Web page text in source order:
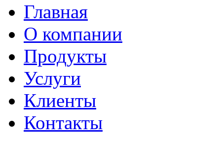
Главная
О компании
Продукты
Услуги
Клиенты
Контакты